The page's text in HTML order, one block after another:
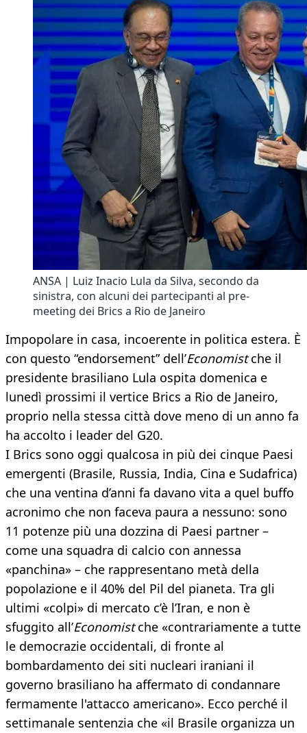
ANSA | Luiz Inacio Lula da Silva, secondo da
sinistra, con alcuni dei partecipanti al pre-
meeting dei Brics a Rio de Janeiro
Impopolare in casa, incoerente in politica estera. È
con questo “endorsement” dell’Economistche il
presidente brasiliano Lula ospita domenica e
lunedì prossimi il vertice Brics a Rio de Janeiro,
proprio nella stessa città dove meno di un anno fa
ha accolto i leader del G20.
I Brics sono oggi qualcosa in più dei cinque Paesi
emergenti (Brasile, Russia, India, Cina e Sudafrica)
che una ventina d’anni fa davano vita a quel buffo
acronimo che non faceva paura a nessuno: sono
11 potenze più una dozzina di Paesi partner –
come una squadra di calcio con annessa
«panchina» – che rappresentano metà della
popolazione e il 40% del Pil del pianeta. Tra gli
ultimi «colpi» di mercato c’è l’Iran, e non è
sfuggito all’Economistche «contrariamente a tutte
le democrazie occidentali, di fronte al
bombardamento dei siti nucleari iraniani il
governo brasiliano ha affermato di condannare
fermamente l'attacco americano». Ecco perché il
settimanale sentenzia che «il Brasile organizza un